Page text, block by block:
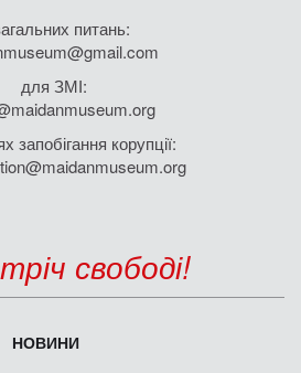
питань:
для ЗМІ:
запобігання корупції:
свободі!
НОВИНИ